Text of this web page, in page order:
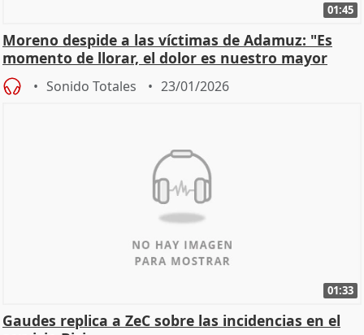
01:45
Moreno despide a las víctimas de Adamuz: "Es
momento de llorar, el dolor es nuestro mayor
homenaje"
Sonido Totales 23/01/2026
01:33
Gaudes replica a ZeC sobre las incidencias en el